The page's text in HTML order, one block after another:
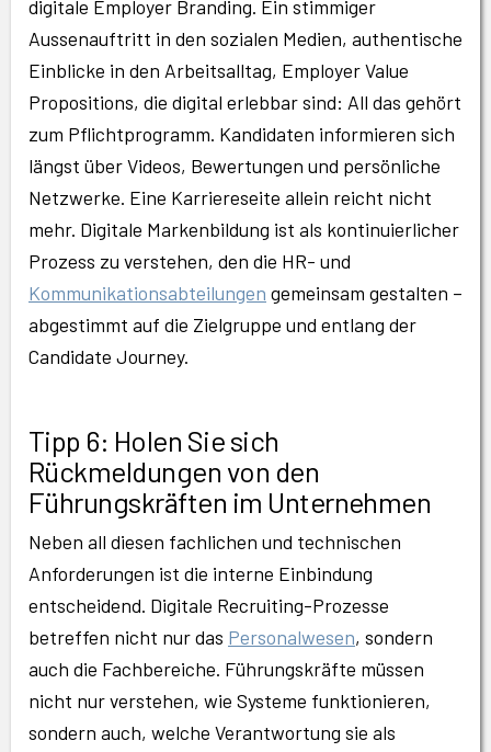
digitale Employer Branding. Ein stimmiger
Aussenauftritt in den sozialen Medien, authentische
Einblicke in den Arbeitsalltag, Employer Value
Propositions, die digital erlebbar sind: All das gehört
zum Pflichtprogramm. Kandidaten informieren sich
längst über Videos, Bewertungen und persönliche
Netzwerke. Eine Karriereseite allein reicht nicht
mehr. Digitale Markenbildung ist als kontinuierlicher
Prozess zu verstehen, den die HR- und
Kommunikationsabteilungen gemeinsam gestalten –
abgestimmt auf die Zielgruppe und entlang der
Candidate Journey.
Tipp 6: Holen Sie sich
Rückmeldungen von den
Führungskräften im Unternehmen
Neben all diesen fachlichen und technischen
Anforderungen ist die interne Einbindung
entscheidend. Digitale Recruiting-Prozesse
betreffen nicht nur das Personalwesen, sondern
auch die Fachbereiche. Führungskräfte müssen
nicht nur verstehen, wie Systeme funktionieren,
sondern auch, welche Verantwortung sie als